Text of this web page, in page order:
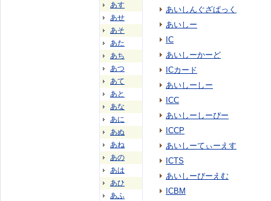
あす
あせ
あそ
あた
あち
あつ
あて
あと
あな
あに
あぬ
あね
あの
あは
あひ
あふ
あいしんぐざぱっく
あいしー
IC
あいしーかーど
ICカード
あいしーしー
ICC
あいしーしーぴー
ICCP
あいしーてぃーえす
ICTS
あいしーびーえむ
ICBM